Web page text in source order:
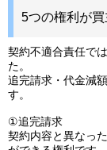
5つの権利が
契約不適合責任で
た。
追完請求・代金減
す。
①追完請求
契約内容と異なっ